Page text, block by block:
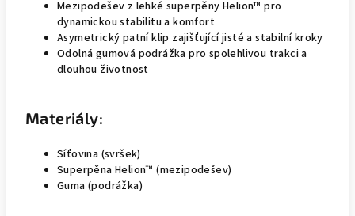
Mezipodešev z lehké superpěny Helion™ pro
dynamickou stabilitu a komfort
Asymetrický patní klip zajišťující jisté a stabilní kroky
Odolná gumová podrážka pro spolehlivou trakci a
dlouhou životnost
Materiály:
Síťovina (svršek)
Superpěna Helion™ (mezipodešev)
Guma (podrážka)